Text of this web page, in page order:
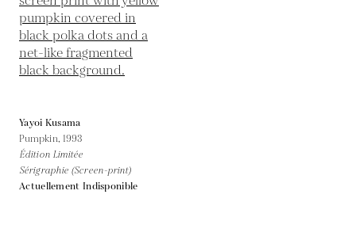
Yayoi Kusama
Pumpkin, 1993
Édition Limitée
Sérigraphie (Screen-print)
Actuellement Indisponible